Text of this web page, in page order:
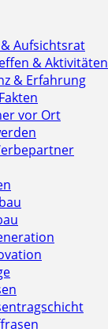
Aufsichtsrat
& Aktivitäten
& Erfahrung
vor Ort